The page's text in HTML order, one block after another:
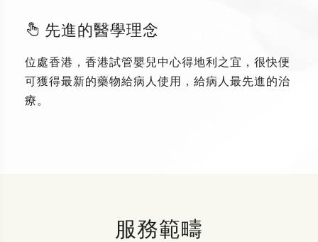
先進的醫學理念
位處香港，香港試管嬰兒中心得地利之宜，很快便
可獲得最新的藥物給病人使用，給病人最先進的治
療。
服務範疇